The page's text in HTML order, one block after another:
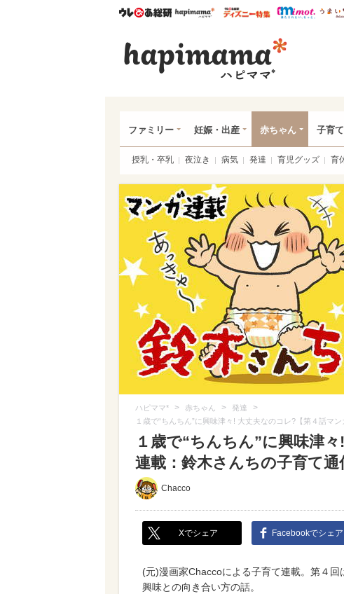
ウレぴあ総研ハピママ* ウレぴあ総研
ファミリー 妊娠・出産 赤ちゃん 子育
授乳・卒乳 夜泣き 病気 発達 育児グッズ 育
ハピママ* > 赤ちゃん > 発達 >
１歳で“ちんちん”に興味津々! 大丈夫なのコレ?【第４話マ
１歳で“ちんちん”に興味津
連載：鈴木さんちの子育て通
Chacco
Xでシェア Facebookでシェア
(元)漫画家Chaccoによる子育て連載。第４
興味との向き合い方の話。